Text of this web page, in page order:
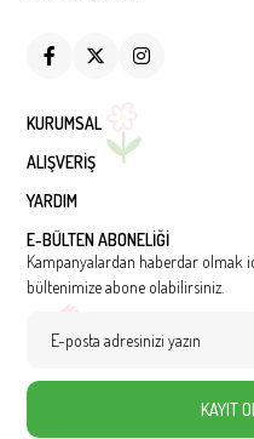
KURUMSAL
ALIŞVERİŞ
YARDIM
E-BÜLTEN ABONELİĞİ
Kampanyalardan haberdar olmak
bültenimize abone olabilirsiniz.
KAYIT OL